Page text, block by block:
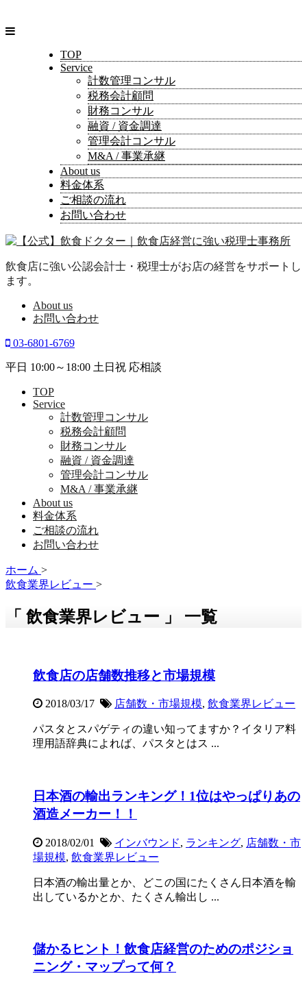
TOP
Service
計数管理コンサル
税務会計顧問
財務コンサル
融資 / 資金調達
管理会計コンサル
M&A / 事業承継
About us
料金体系
ご相談の流れ
お問い合わせ
飲食店に強い公認会計士・税理士がお店の経営をサポートし
ます。
About us
お問い合わせ
03-6801-6769
平日 10:00～18:00 土日祝 応相談
TOP
Service
計数管理コンサル
税務会計顧問
財務コンサル
融資 / 資金調達
管理会計コンサル
M&A / 事業承継
About us
料金体系
ご相談の流れ
お問い合わせ
ホーム >
飲食業界レビュー >
「 飲食業界レビュー 」 一覧
飲食店の店舗数推移と市場規模
2018/03/17 店舗数・市場規模, 飲食業界レビュー
パスタとスパゲティの違い知ってますか？イタリア料
理用語辞典によれば、パスタとはス ...
日本酒の輸出ランキング！1位はやっぱりあの
酒造メーカー！！
2018/02/01 インバウンド, ランキング, 店舗数・市
場規模, 飲食業界レビュー
日本酒の輸出量とか、どこの国にたくさん日本酒を輸
出しているかとか、たくさん輸出し ...
儲かるヒント！飲食店経営のためのポジショ
ニング・マップって何？